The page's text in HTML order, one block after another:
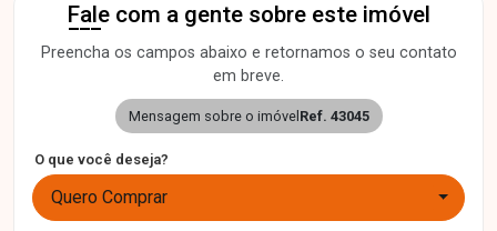
Fale com a gente sobre este imóvel
Preencha os campos abaixo e retornamos o seu contato
em breve.
Mensagem sobre o imóvel Ref. 43045
O que você deseja?
Quero Comprar